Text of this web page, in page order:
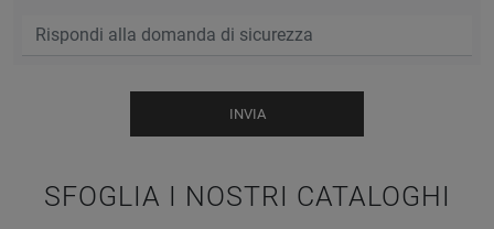
SFOGLIA I NOSTRI CATALOGHI
INVIA